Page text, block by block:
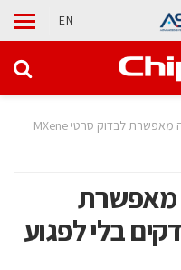
EN
שיטה אופטית חדשה מאפשרת לבדוק סרטי MXene
מאפשרת
לבדוק סרטי MXene דקים בלי לפגוע